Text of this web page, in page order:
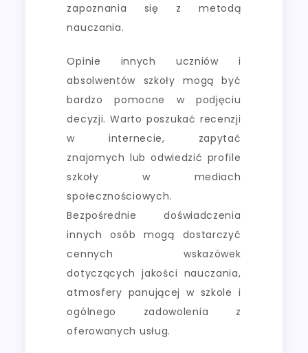
zapoznania się z metodą
nauczania.
Opinie innych uczniów i
absolwentów szkoły mogą być
bardzo pomocne w podjęciu
decyzji. Warto poszukać recenzji
w internecie, zapytać
znajomych lub odwiedzić profile
szkoły w mediach
społecznościowych.
Bezpośrednie doświadczenia
innych osób mogą dostarczyć
cennych wskazówek
dotyczących jakości nauczania,
atmosfery panującej w szkole i
ogólnego zadowolenia z
oferowanych usług.